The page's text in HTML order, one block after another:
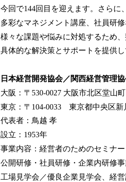
今回で144回目を迎えます。さら
多彩なマネジメント講座、社員研
様々な課題や悩みに対処するため
具体的な解決策とサポートを提供し
日本経営開発協会／関西経営管理
大阪：〒530-0027 大阪市北区堂山
東京：〒104-0033 東京都中央区新
代表者：鳥越 孝
設立：1953年
事業内容：経営者のためのセミナ
公開研修・社員研修・企業内研修事
工場見学会／優良企業見学会、経